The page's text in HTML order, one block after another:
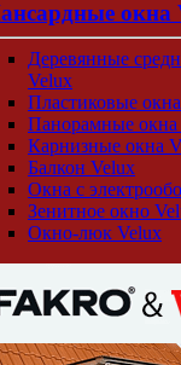
окна
Деревянные
Velux
Пластиковые
Панорамные окна
Карнизные окна
Балкон Velux
Окна с
Зенитное окно
Окно-люк Velux